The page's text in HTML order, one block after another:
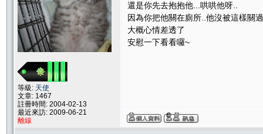
等級: 天使
文章: 1467
註冊時間: 2004-02-13
最近來訪: 2009-06-21
離線
還是你先去抱抱他...哄哄他呀..
因為你把他關在廁所..他沒被這樣關過
大概心情差透了
安慰一下看看囉~